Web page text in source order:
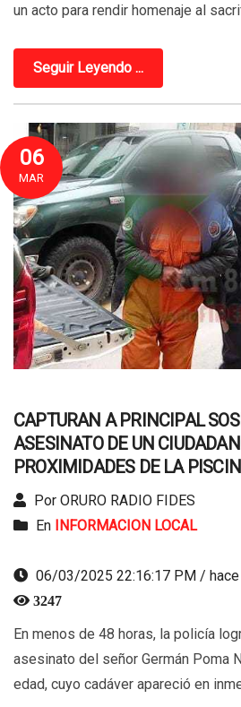
un acto para rendir homenaje al
Seguir Leyendo ...
06
MAR
CAPTURAN A PRINCIPAL
ASESINATO DE UN
PROXIMIDADES DE LA
Por ORURO RADIO FIDES
En INFORMACION LOCAL
06/03/2025 22:16:17 PM / hace
3247
En menos de 48 horas, la policía
asesinato del señor Germán Poma
edad, cuyo cadáver apareció en